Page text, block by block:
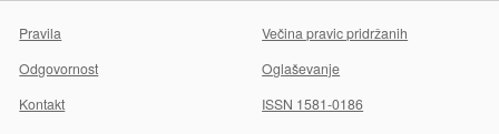
Pravila
Večina pravic pridržanih
Odgovornost
Oglaševanje
Kontakt
ISSN 1581-0186